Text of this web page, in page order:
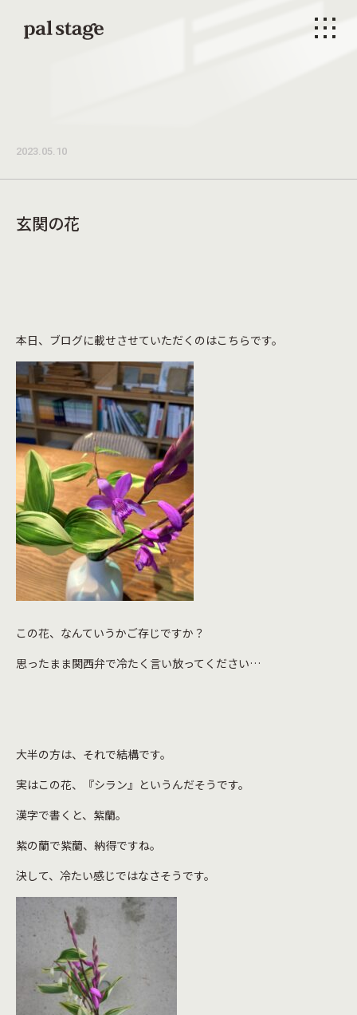
メニ
2023.05.10
玄関の花
本日、ブログに載せさせていただくのはこちらです。
この花、なんていうかご存じですか？
思ったまま関西弁で冷たく言い放ってください…
大半の方は、それで結構です。
実はこの花、『シラン』というんだそうです。
漢字で書くと、紫蘭。
紫の蘭で紫蘭、納得ですね。
決して、冷たい感じではなさそうです。